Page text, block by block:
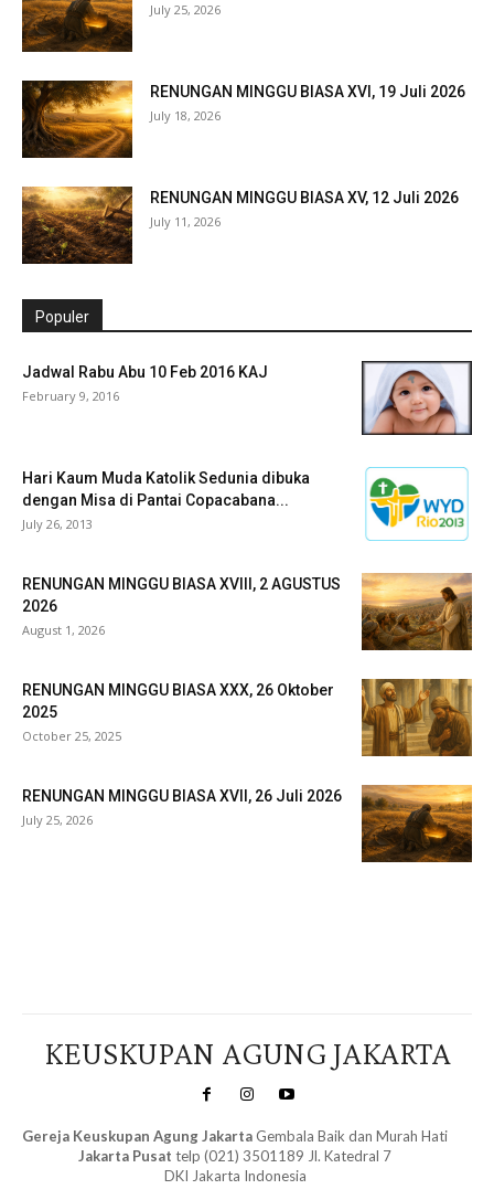
July 25, 2026
RENUNGAN MINGGU BIASA XVI, 19 Juli 2026
July 18, 2026
RENUNGAN MINGGU BIASA XV, 12 Juli 2026
July 11, 2026
Populer
Jadwal Rabu Abu 10 Feb 2016 KAJ
February 9, 2016
Hari Kaum Muda Katolik Sedunia dibuka
dengan Misa di Pantai Copacabana...
July 26, 2013
RENUNGAN MINGGU BIASA XVIII, 2 AGUSTUS
2026
August 1, 2026
RENUNGAN MINGGU BIASA XXX, 26 Oktober
2025
October 25, 2025
RENUNGAN MINGGU BIASA XVII, 26 Juli 2026
July 25, 2026
KEUSKUPAN AGUNG JAKARTA
Gereja Keuskupan Agung Jakarta Gembala Baik dan Murah Hati
Jakarta Pusat telp (021) 3501189 Jl. Katedral 7
DKI Jakarta Indonesia